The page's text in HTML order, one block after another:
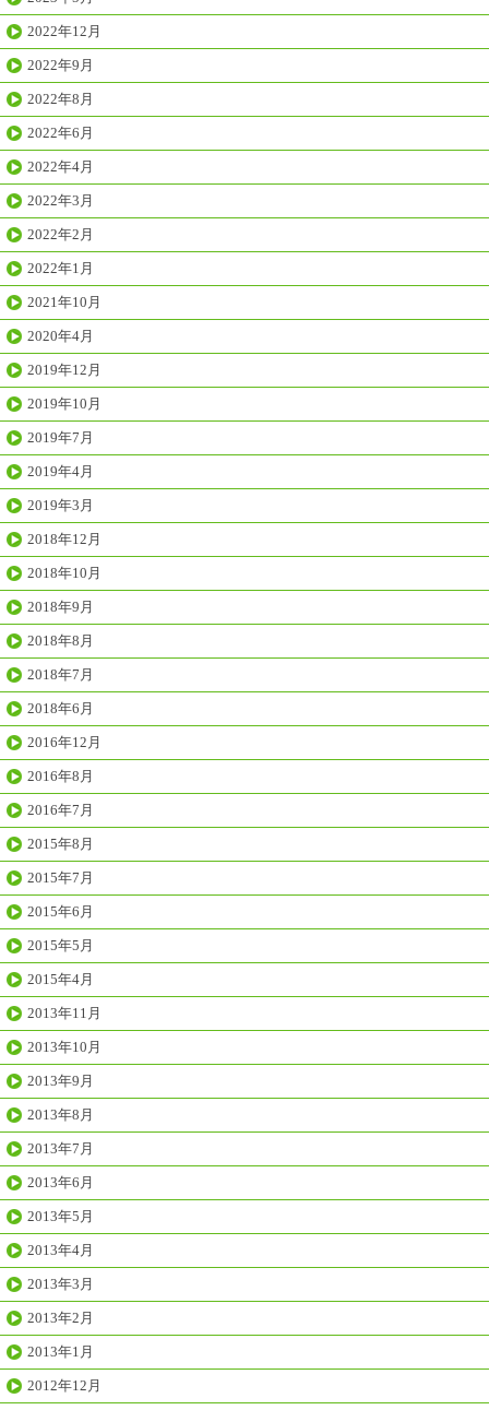
2022年12月
2022年9月
2022年8月
2022年6月
2022年4月
2022年3月
2022年2月
2022年1月
2021年10月
2020年4月
2019年12月
2019年10月
2019年7月
2019年4月
2019年3月
2018年12月
2018年10月
2018年9月
2018年8月
2018年7月
2018年6月
2016年12月
2016年8月
2016年7月
2015年8月
2015年7月
2015年6月
2015年5月
2015年4月
2013年11月
2013年10月
2013年9月
2013年8月
2013年7月
2013年6月
2013年5月
2013年4月
2013年3月
2013年2月
2013年1月
2012年12月